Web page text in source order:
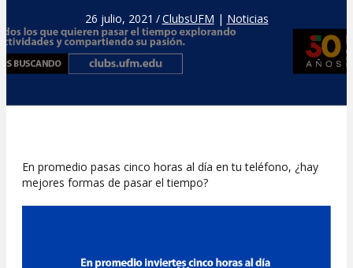
26 julio, 2021 /ClubsUFM | Noticias
En promedio pasas cinco horas al día en tu teléfono, ¿hay
mejores formas de pasar el tiempo?